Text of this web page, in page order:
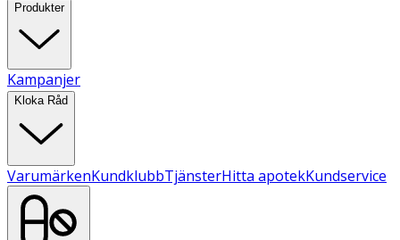
Produkter
Kampanjer
Kloka Råd
VarumärkenKundklubbTjänsterHitta apotekKundservice